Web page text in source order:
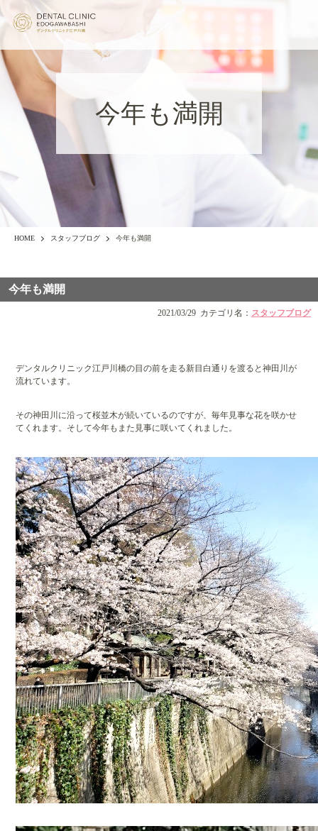
今年も満開
HOME スタッフブログ 今年も満開
今年も満開
2021/03/29 カテゴリ名： スタッフブログ
デンタルクリニック江戸川橋の目の前を走る新目白通りを渡ると神田川が
流れています。
その神田川に沿って桜並木が続いているのですが、毎年見事な花を咲かせ
てくれます。そして今年もまた見事に咲いてくれました。